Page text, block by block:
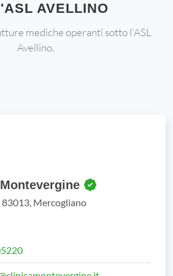
AVELLINO
mediche operanti sotto l'ASL
Avellino.
Mercogliano